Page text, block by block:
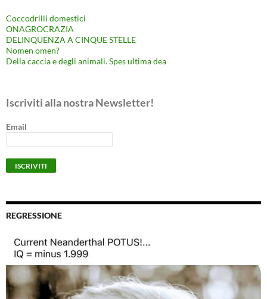
Coccodrilli domestici
ONAGROCRAZIA
DELINQUENZA A CINQUE STELLE
Nomen omen?
Della caccia e degli animali. Spes ultima dea
Iscriviti alla nostra Newsletter!
Email
REGRESSIONE